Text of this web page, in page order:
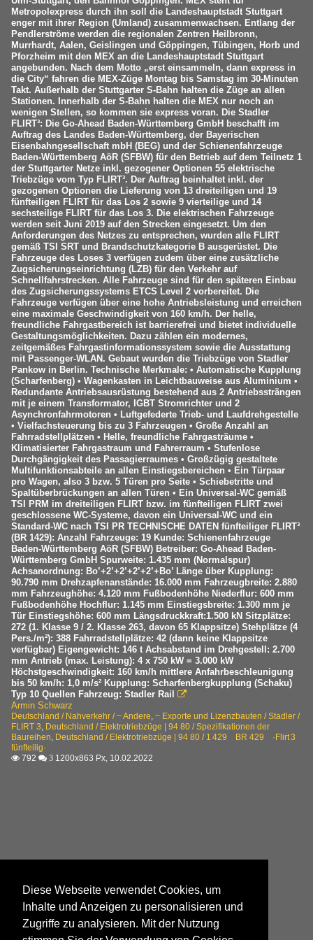
Metropolexpress durch ihn soll die Landeshauptstadt Stuttgart
enger mit ihrer Region (Umland) zusammenwachsen. Entlang der
Pendlerströme werden die regionalen Zentren Heilbronn,
Murrhardt, Aalen, Geislingen und Göppingen, Tübingen, Horb und
Pforzheim mit den MEX an die Landeshauptstadt Stuttgart
angebunden. Nach dem Motto „erst einsammeln, dann express in
die City“ fahren die MEX-Züge Montag bis Samstag im 30-Minuten
Takt. Außerhalb der Stuttgarter S-Bahn halten die Züge an allen
Stationen. Innerhalb der S-Bahn halten die MEX nur noch an
wenigen Stellen, so kommen sie express voran. Die Stadler
FLIRT³: Die Go-Ahead Baden-Württemberg GmbH beschafft im
Auftrag des Landes Baden-Württemberg, der Bayerischen
Eisenbahngesellschaft mbH (BEG) und der Schienenfahrzeuge
Baden-Württemberg AöR (SFBW) für den Betrieb auf dem Teilnetz 1
der Stuttgarter Netze inkl. gezogener Optionen 55 elektrische
Triebzüge vom Typ FLIRT³. Der Auftrag beinhaltet inkl. der
gezogenen Optionen die Lieferung von 13 dreiteiligen und 19
fünfteiligen FLIRT für das Los 2 sowie 9 vierteilige und 14
sechsteilige FLIRT für das Los 3. Die elektrischen Fahrzeuge
werden seit Juni 2019 auf den Strecken eingesetzt. Um den
Anforderungen des Netzes zu entsprechen, wurden alle FLIRT
gemäß TSI SRT und Brandschutzkategorie B ausgerüstet. Die
Fahrzeuge des Loses 3 verfügen zudem über eine zusätzliche
Zugsicherungseinrichtung (LZB) für den Verkehr auf
Schnellfahrstrecken. Alle Fahrzeuge sind für den späteren Einbau
des Zugsicherungssystems ETCS Level 2 vorbereitet. Die
Fahrzeuge verfügen über eine hohe Antriebsleistung und erreichen
eine maximale Geschwindigkeit von 160 km/h. Der helle,
freundliche Fahrgastbereich ist barrierefrei und bietet individuelle
Gestaltungsmöglichkeiten. Dazu zählen ein modernes,
zeitgemäßes Fahrgastinformationssystem sowie die Ausstattung
mit Passenger-WLAN. Gebaut wurden die Triebzüge von Stadler
Pankow in Berlin. Technische Merkmale: • Automatische Kupplung
(Scharfenberg) • Wagenkasten in Leichtbauweise aus Aluminium •
Redundante Antriebsausrüstung bestehend aus 2 Antriebssträngen
mit je einem Transformator, IGBT Stromrichter und 2
Asynchronfahrmotoren • Luftgefederte Trieb- und Laufdrehgestelle
• Vielfachsteuerung bis zu 3 Fahrzeugen • Große Anzahl an
Fahrradstellplätzen • Helle, freundliche Fahrgasträume •
Klimatisierter Fahrgastraum und Fahrerraum • Stufenlose
Durchgängigkeit des Passagierraumes • Großzügig gestaltete
Multifunktionsabteile an allen Einstiegsbereichen • Ein Türpaar
pro Wagen, also 3 bzw. 5 Türen pro Seite • Schiebetritte und
Spaltüberbrückungen an allen Türen • Ein Universal-WC gemäß
TSI PRM im dreiteiligen FLIRT bzw. im fünfteiligen FLIRT zwei
geschlossene WC-Systeme, davon ein Universal-WC und ein
Standard-WC nach TSI PR TECHNISCHE DATEN fünfteiliger FLIRT³
(BR 1429): Anzahl Fahrzeuge: 19 Kunde: Schienenfahrzeuge
Baden-Württemberg AöR (SFBW) Betreiber: Go-Ahead Baden-
Württemberg GmbH Spurweite: 1.435 mm (Normalspur)
Achsanordnung: Bo’+2’+2’+2’+2’+Bo’ Länge über Kupplung:
90.790 mm Drehzapfenanstände: 16.000 mm Fahrzeugbreite: 2.880
mm Fahrzeughöhe: 4.120 mm Fußbodenhöhe Niederflur: 600 mm
Fußbodenhöhe Hochflur: 1.145 mm Einstiegsbreite: 1.300 mm je
Tür Einstiegshöhe: 600 mm Längsdruckkraft:1.500 kN Sitzplätze:
272 (1. Klasse 9 / 2. Klasse 263, davon 65 Klappsitze) Stehplätze (4
Pers./m²): 388 Fahrradstellplätze: 42 (dann keine Klappsitze
verfügbar) Eigengewicht: 146 t Achsabstand im Drehgestell: 2.700
mm Antrieb (max. Leistung): 4 x 750 kW = 3.000 kW
Höchstgeschwindigkeit: 160 km/h mittlere Anfahrbeschleunigung
bis 50 km/h: 1,0 m/s² Kupplung: Scharfenbergkupplung (Schaku)
Typ 10 Quellen Fahrzeug: Stadler Rail

Armin Schwarz
Deutschland / Nahverkehr / ~ Andere, ~ Exporte und Lizenzbauten / Stadler /
FLIRT 3, Deutschland / Elektrotriebzüge | 94 80 / Spezifikationen der
Baureihen, Deutschland / Elektrotriebzüge | 94 80 / 1 429 BR 429 ·Flirt 3
fünfteilig·
 792  3 1200x863 Px, 10.02.2022
Diese Webseite verwendet Cookies, um
Inhalte und Anzeigen zu personalisieren und
Zugriffe zu analysieren. Mit der Nutzung